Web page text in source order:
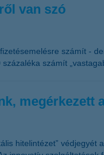
van szó
számít -
számít
megérkezett
hitelintézet”